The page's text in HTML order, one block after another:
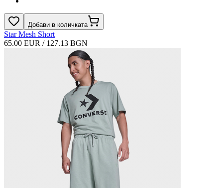
Добави в количката
Star Mesh Short
65.00 EUR / 127.13 BGN